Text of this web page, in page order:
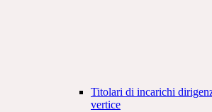
Titolari di incarichi
vertice